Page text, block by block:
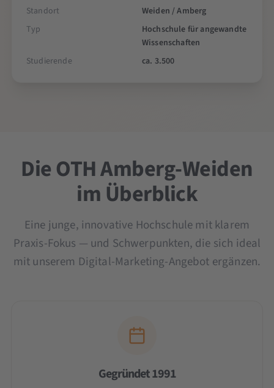
Standort
Weiden / Amberg
Typ
Hochschule für angewandte
Wissenschaften
Studierende
ca. 3.500
Die OTH Amberg-Weiden
im Überblick
Eine junge, innovative Hochschule mit klarem
Praxis-Fokus — und Schwerpunkten, die sich ideal
mit unserem Digital-Marketing-Angebot ergänzen.
Gegründet 1991